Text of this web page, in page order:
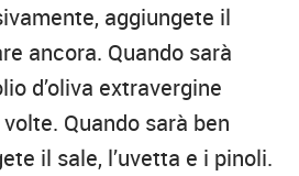
aggiungete il
ancora. Quando sarà
d’oliva extravergine
Quando sarà ben
il sale, l’uvetta e i pinoli.